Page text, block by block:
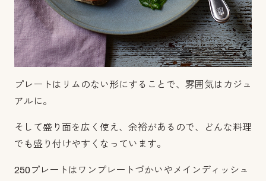
プレートはリムのない形にすることで、雰囲気はカジュ
アルに。
そして盛り面を広く使え、余裕があるので、どんな料理
でも盛り付けやすくなっています。
250プレートはワンプレートづかいやメインディッシュ